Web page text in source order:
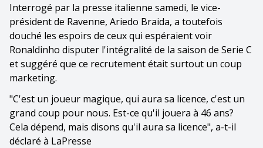
Interrogé par la presse italienne samedi, le vice-
président de Ravenne, Ariedo Braida, a toutefois
douché les espoirs de ceux qui espéraient voir
Ronaldinho disputer l'intégralité de la saison de Serie C
et suggéré que ce recrutement était surtout un coup
marketing.
"C'est un joueur magique, qui aura sa licence, c'est un
grand coup pour nous. Est-ce qu'il jouera à 46 ans?
Cela dépend, mais disons qu'il aura sa licence", a-t-il
déclaré à LaPresse